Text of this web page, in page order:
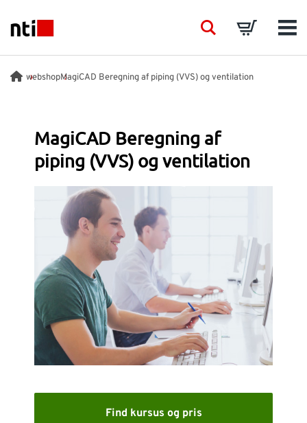
NTI logo
BRANCHER
PRODUKTER
ACADEMY
EVENTS
INDSIGT
SUPPORT
WEBSHOP
Har du brug for hjælp?
SearchBasket
webshopMagiCAD Beregning af piping (VVS) og ventilation
MagiCAD Beregning af
piping (VVS) og ventilation
Find kursus og pris